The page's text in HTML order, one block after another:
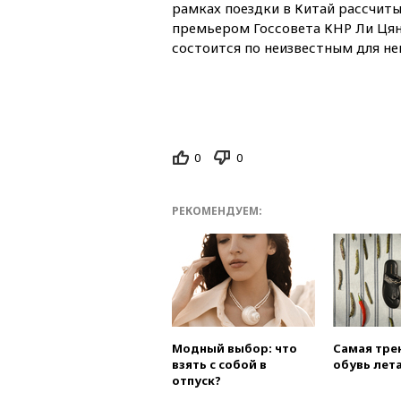
рамках поездки в Китай
премьером Госсовета КНР Ли
состоится по неизвестным для
0 0
РЕКОМЕНДУЕМ:
Модный выбор: что
взять с собой в
отпуск?
Самая
обувь